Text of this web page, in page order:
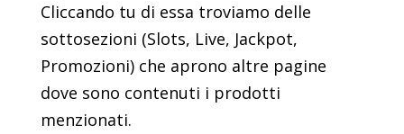
Cliccando tu di essa troviamo delle
sottosezioni (Slots, Live, Jackpot,
Promozioni) che aprono altre pagine
dove sono contenuti i prodotti
menzionati.